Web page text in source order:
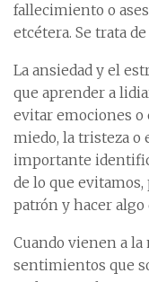
fallecimiento o
etcétera. Se trata
La ansiedad y el
que aprender a
evitar emociones
miedo, la tristeza o
importante
de lo que
patrón y hacer algo
Cuando vienen a
sentimientos que